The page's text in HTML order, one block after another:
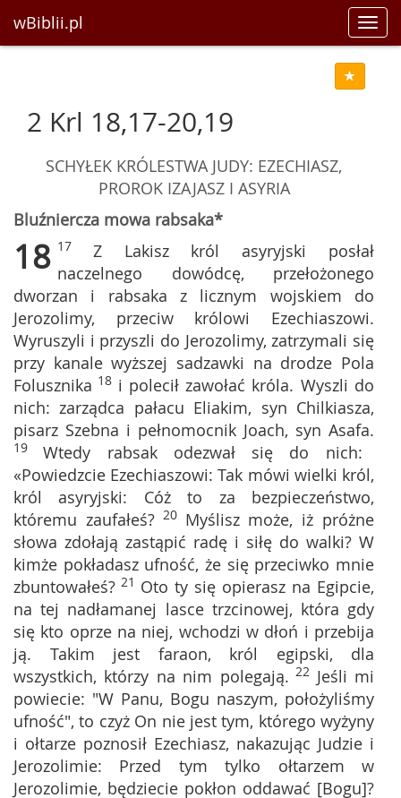
wBiblii.pl
2 Krl 18,17-20,19
SCHYŁEK KRÓLESTWA JUDY: EZECHIASZ,
PROROK IZAJASZ I ASYRIA
Bluźniercza mowa rabsaka*
18 17 Z Lakisz król asyryjski posłał
naczelnego dowódcę, przełożonego
dworzan i rabsaka z licznym wojskiem do
Jerozolimy, przeciw królowi Ezechiaszowi.
Wyruszyli i przyszli do Jerozolimy, zatrzymali się
przy kanale wyższej sadzawki na drodze Pola
Folusznika 18 i polecił zawołać króla. Wyszli do
nich: zarządca pałacu Eliakim, syn Chilkiasza,
pisarz Szebna i pełnomocnik Joach, syn Asafa.
19Wtedy rabsak odezwał się do nich:
«Powiedzcie Ezechiaszowi: Tak mówi wielki król,
król asyryjski: Cóż to za bezpieczeństwo,
któremu zaufałeś?20 Myślisz może, iż próżne
słowa zdołają zastąpić radę i siłę do walki? W
kimże pokładasz ufność, że się przeciwko mnie
zbuntowałeś? 21 Oto ty się opierasz na Egipcie,
na tej nadłamanej lasce trzcinowej, która gdy
się kto oprze na niej, wchodzi w dłoń i przebija
ją. Takim jest faraon, król egipski, dla
wszystkich, którzy na nim polegają. 22 Jeśli mi
powiecie: "W Panu, Bogu naszym, położyliśmy
ufność", to czyż On nie jest tym, którego wyżyny
i ołtarze poznosił Ezechiasz, nakazując Judzie i
Jerozolimie: Przed tym tylko ołtarzem w
Jerozolimie, będziecie pokłon oddawać [Bogu]?